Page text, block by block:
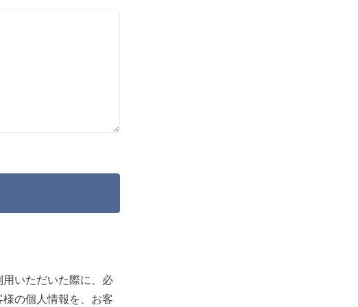
いただいた際に、必
の個人情報を、お客